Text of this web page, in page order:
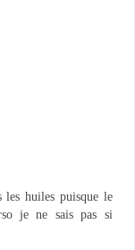
les huiles puisque le
je ne sais pas si